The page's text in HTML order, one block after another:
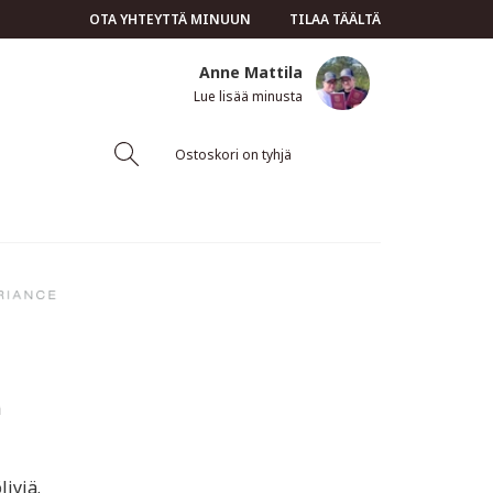
TILAA TÄÄLTÄ
OTA YHTEYTTÄ MINUUN
Anne Mattila
Lue lisää minusta
Ostoskori on tyhjä